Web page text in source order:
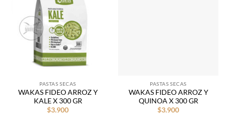
PASTAS SECAS
WAKAS FIDEO ARROZ Y
KALE X 300 GR
$3.900
PASTAS SECAS
WAKAS FIDEO ARROZ Y
QUINOA X 300 GR
$3.900